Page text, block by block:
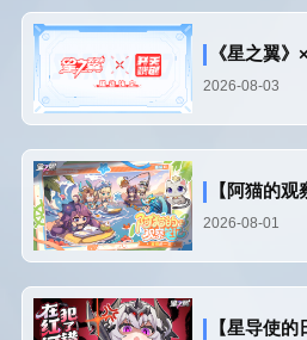
《星之翼》
2026-08-03
【阿猫的
2026-08-01
【星导使的日常】